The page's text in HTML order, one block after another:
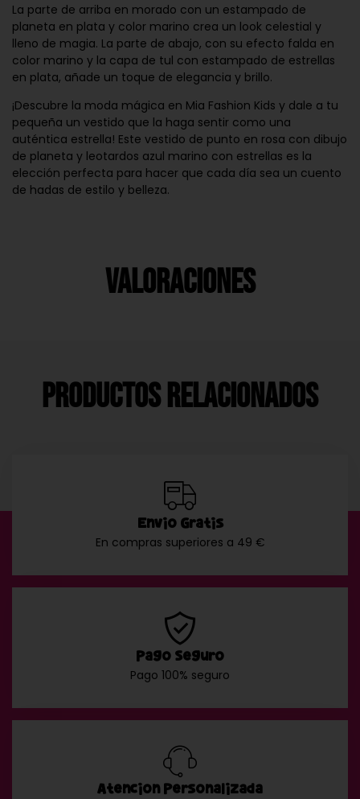
La parte de arriba en morado con un estampado de
planeta en plata y color marino crea un look celestial y
lleno de magia. La parte de abajo, con su efecto falda en
color marino y la capa de tul con estampado de estrellas
en plata, añade un toque de elegancia y brillo.
¡Descubre la moda mágica en Mia Fashion Kids y dale a tu
pequeña un vestido que la haga sentir como una
auténtica estrella! Este vestido de punto en rosa con dibujo
de planeta y leotardos azul marino con estrellas es la
elección perfecta para hacer que cada día sea un cuento
de hadas de estilo y belleza.
Valoraciones
Productos Relacionados
Envío Gratis
En compras superiores a 49 €
Pago Seguro
Pago 100% seguro
Atención Personalizada